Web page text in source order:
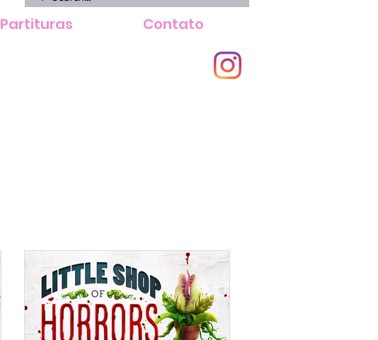
Partituras Contato